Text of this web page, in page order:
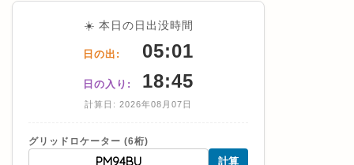
☀️ 本日の日出没時間
日の出: 05:01
日の入り: 18:45
計算日: 2026年08月07日
グリッドロケーター (6桁)
計算